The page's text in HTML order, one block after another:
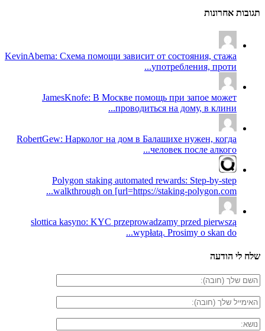
תגובות אחרונות
KevinAbema: Схема помощи зависит от состояния, стажа
употребления, проти...
JamesKnofe: В Москве помощь при запое может
проводиться на дому, в клини...
RobertGew: Нарколог на дом в Балашихе нужен, когда
человек после алкого...
Polygon staking automated rewards: Step-by-step
walkthrough on [url=https://staking-polygon.com...
slottica kasyno: KYC przeprowadzamy przed pierwszą
wypłatą. Prosimy o skan do...
שלח לי הודעה